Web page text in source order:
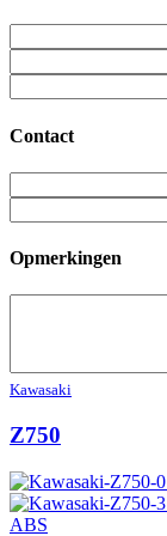
Contact
Opmerkingen
Kawasaki
Z750
ABS